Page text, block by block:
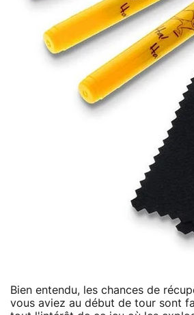
Bien entendu, les chances de
vous aviez au début de tour sont